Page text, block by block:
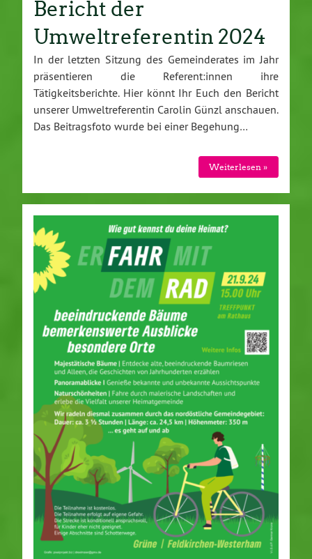
Bericht der
Umweltreferentin 2024
In der letzten Sitzung des Gemeinderates im Jahr
präsentieren die Referent:innen ihre
Tätigkeitsberichte. Hier könnt Ihr Euch den Bericht
unserer Umweltreferentin Carolin Günzl anschauen.
Das Beitragsfoto wurde bei einer Begehung…
Weiterlesen »